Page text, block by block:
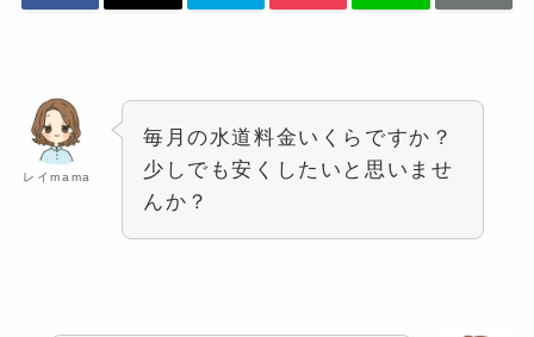
レイmama
毎月の水道料金いくらですか？
少しでも安くしたいと思いませ
んか？